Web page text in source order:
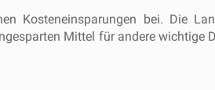
Kosteneinsparungen bei. Die
Mittel für andere